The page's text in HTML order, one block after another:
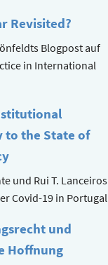
Revisited?
Blogpost auf
in International
to the State of
und Rui T. Lanceiros
Covid-19 in Portugal
und
Hoffnung